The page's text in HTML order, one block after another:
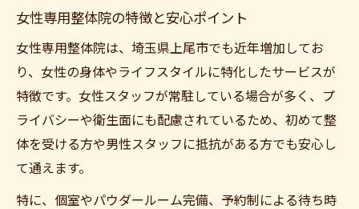
女性専用整体院の特徴と安心ポイント
女性専用整体院は、埼玉県上尾市でも近年増加してお
り、女性の身体やライフスタイルに特化したサービスが
特徴です。女性スタッフが常駐している場合が多く、プ
ライバシーや衛生面にも配慮されているため、初めて整
体を受ける方や男性スタッフに抵抗がある方でも安心し
て通えます。
特に、個室やパウダールーム完備、予約制による待ち時